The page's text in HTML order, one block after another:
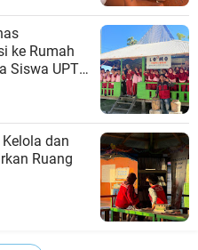
ke Rumah
Siswa UPT
dan
Ruang